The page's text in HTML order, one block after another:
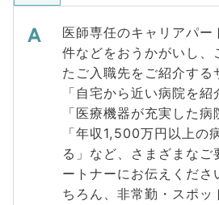
医師専任のキャリアパー
件などをおうかがいし、
たご入職先をご紹介する
「自宅から近い病院を紹
「医療機器が充実した病
「年収1,500万円以上の
る」など、さまざまなご
ートナーにお伝えくださ
ちろん、非常勤・スポッ